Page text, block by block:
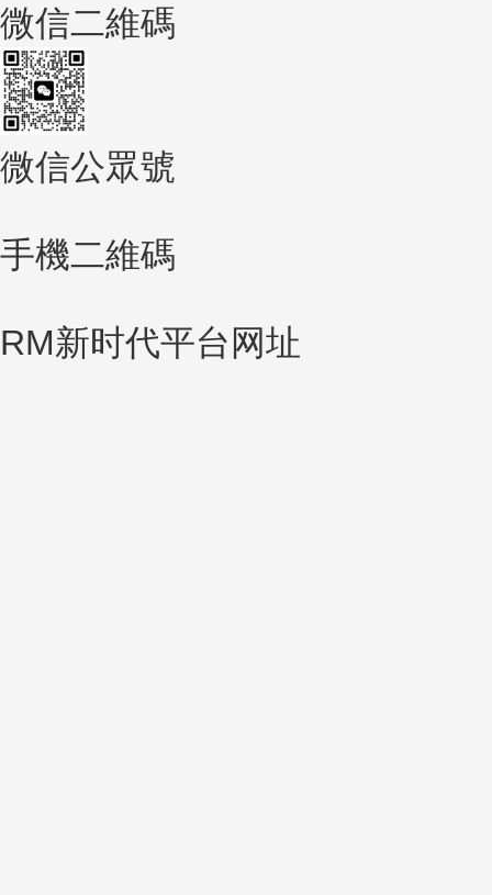
微信二維碼
微信公眾號
手機二維碼
RM新时代平台网址